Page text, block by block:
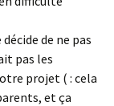
de ne pas
pas les
projet ( : cela
et ça